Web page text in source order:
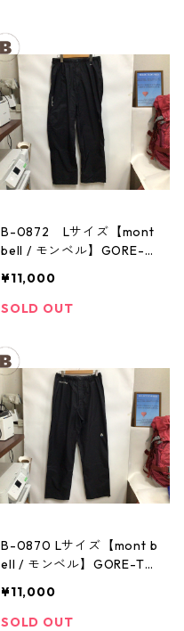
B-0872 Lサイズ【mont
bell / モンベル】GORE-T
パンツ：メンズBK
¥11,000
SOLD OUT
B-0870 Lサイズ【mont b
ell / モンベル】GORE-TE
ンツ：メンズBK
¥11,000
SOLD OUT